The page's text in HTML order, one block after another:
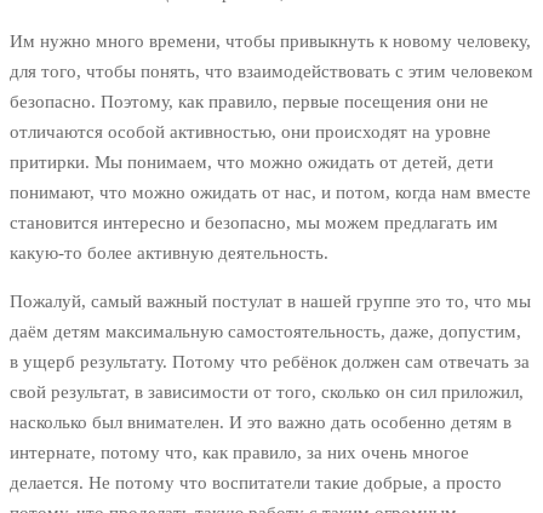
Им нужно много времени, чтобы привыкнуть к новому человеку,
для того, чтобы понять, что взаимодействовать с этим человеком
безопасно. Поэтому, как правило, первые посещения они не
отличаются особой активностью, они происходят на уровне
притирки. Мы понимаем, что можно ожидать от детей, дети
понимают, что можно ожидать от нас, и потом, когда нам вместе
становится интересно и безопасно, мы можем предлагать им
какую-то более активную деятельность.
Пожалуй, самый важный постулат в нашей группе это то, что мы
даём детям максимальную самостоятельность, даже, допустим,
в ущерб результату. Потому что ребёнок должен сам отвечать за
свой результат, в зависимости от того, сколько он сил приложил,
насколько был внимателен. И это важно дать особенно детям в
интернате, потому что, как правило, за них очень многое
делается. Не потому что воспитатели такие добрые, а просто